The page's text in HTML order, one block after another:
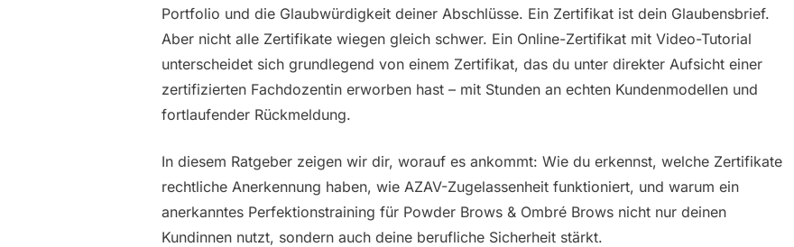
Portfolio und die Glaubwürdigkeit deiner Abschlüsse. Ein Zertifikat ist dein Glaubensbrief.
Aber nicht alle Zertifikate wiegen gleich schwer. Ein Online-Zertifikat mit Video-Tutorial
unterscheidet sich grundlegend von einem Zertifikat, das du unter direkter Aufsicht einer
zertifizierten Fachdozentin erworben hast – mit Stunden an echten Kundenmodellen und
fortlaufender Rückmeldung.
In diesem Ratgeber zeigen wir dir, worauf es ankommt: Wie du erkennst, welche Zertifikate
rechtliche Anerkennung haben, wie AZAV-Zugelassenheit funktioniert, und warum ein
anerkanntes Perfektionstraining für Powder Brows & Ombré Brows nicht nur deinen
Kundinnen nutzt, sondern auch deine berufliche Sicherheit stärkt.